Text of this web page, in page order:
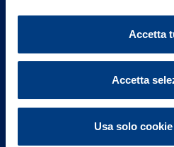
Accetta
Accetta
Usa solo
Part. IVA 01329510158
FAQ